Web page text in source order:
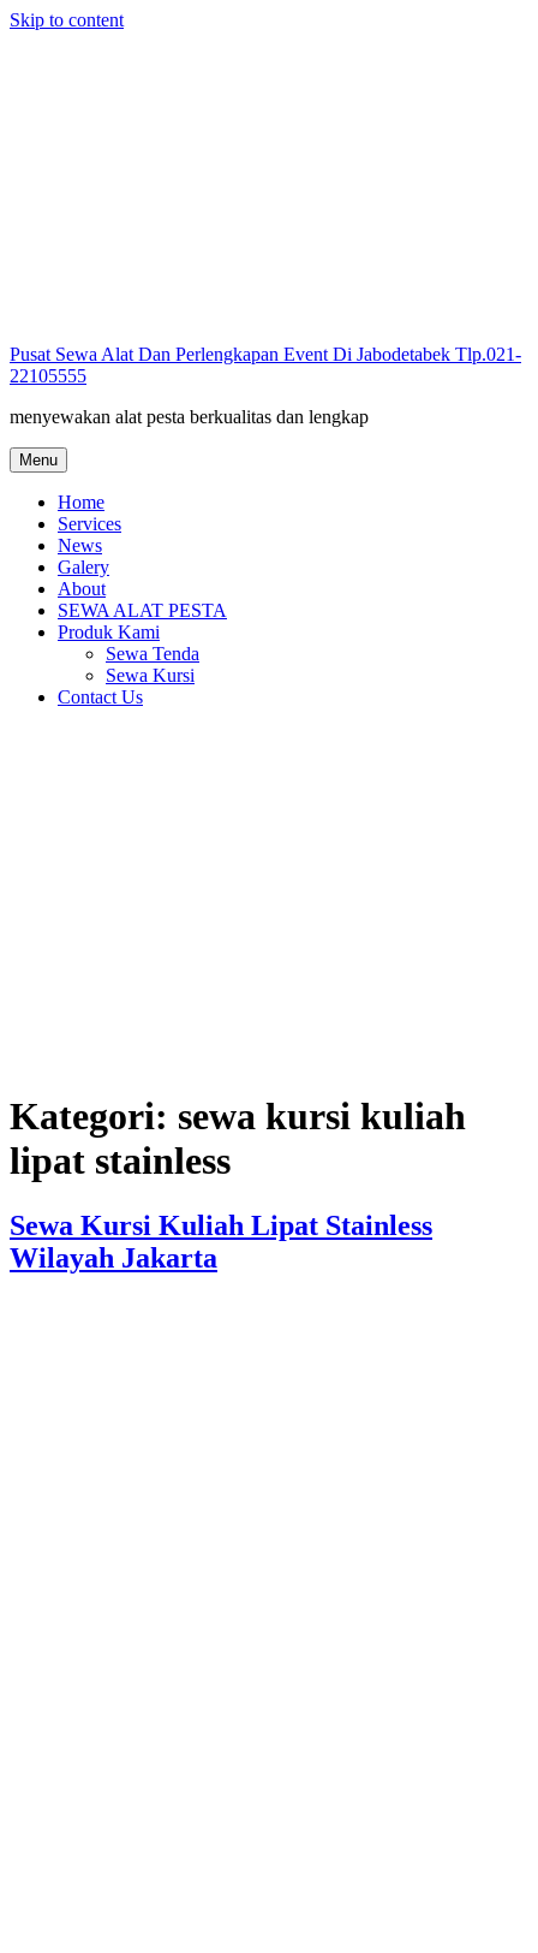
Skip to content
Pusat Sewa Alat Dan Perlengkapan Event Di Jabodetabek Tlp.021-
22105555
menyewakan alat pesta berkualitas dan lengkap
Menu
Home
Services
News
Galery
About
SEWA ALAT PESTA
Produk Kami
Sewa Tenda
Sewa Kursi
Contact Us
Kategori: sewa kursi kuliah
lipat stainless
Sewa Kursi Kuliah Lipat Stainless
Wilayah Jakarta